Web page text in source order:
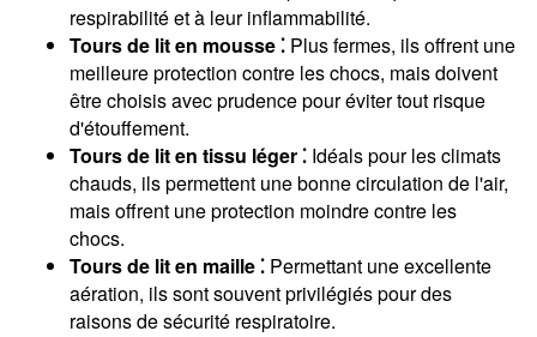
respirabilité et à leur inflammabilité.
Tours de lit en mousse ⁚Plus fermes, ils offrent une
meilleure protection contre les chocs, mais doivent
être choisis avec prudence pour éviter tout risque
d'étouffement.
Tours de lit en tissu léger ⁚Idéals pour les climats
chauds, ils permettent une bonne circulation de l'air,
mais offrent une protection moindre contre les
chocs.
Tours de lit en maille ⁚Permettant une excellente
aération, ils sont souvent privilégiés pour des
raisons de sécurité respiratoire.